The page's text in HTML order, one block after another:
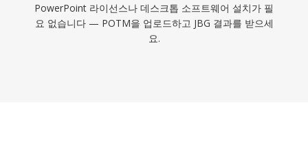
PowerPoint 라이선스나 데스크톱 소프트웨어 설치가 필
요 없습니다 — POTM을 업로드하고 JBG 결과를 받으세
요.